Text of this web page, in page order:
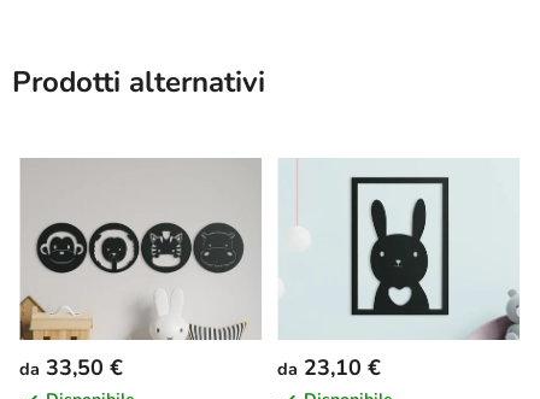
Prodotti alternativi
da 33,50 € da 23,10 €